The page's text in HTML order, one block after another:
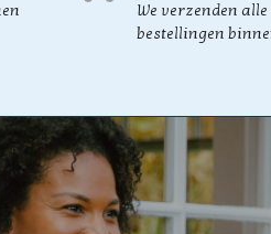
We verzenden alle
bestellingen